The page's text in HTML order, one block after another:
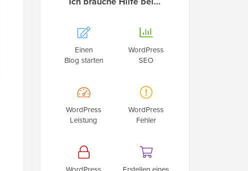
Einen
Blog starten
WordPress
SEO
WordPress
Leistung
WordPress
Fehler